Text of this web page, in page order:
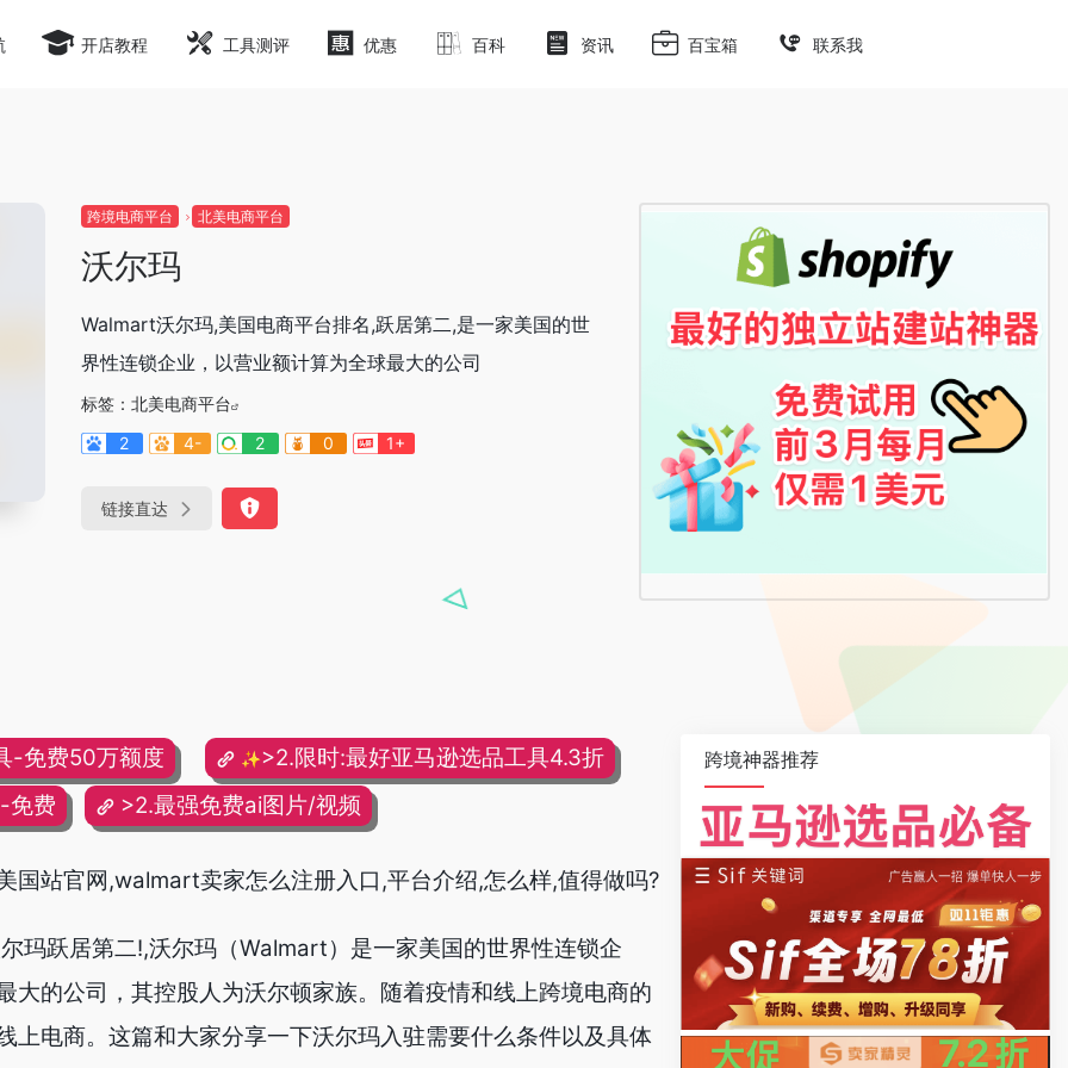
开店教程 工具测评 优惠 百科 资讯 百宝箱 联系我
跨境电商平台 北美电商平台
沃尔玛
Walmart沃尔玛,美国电商平台排名,跃居第二,是一家美国的世
界性连锁企业，以营业额计算为全球最大的公司
标签： 北美电商平台
2
4- 2 0 1+
链接直达
-免费50万额度 ✨>2.限时:最好亚马逊选品工具4.3折
免费
>2.最强免费ai图片/视频
国站官网,walmart卖家怎么注册入口,平台介绍,怎么样,值得做吗?
玛跃居第二!,沃尔玛（Walmart）是一家美国的世界性连锁企
大的公司，其控股人为沃尔顿家族。随着疫情和线上跨境电商的
上电商。这篇和大家分享一下沃尔玛入驻需要什么条件以及具体
跨境神器推荐